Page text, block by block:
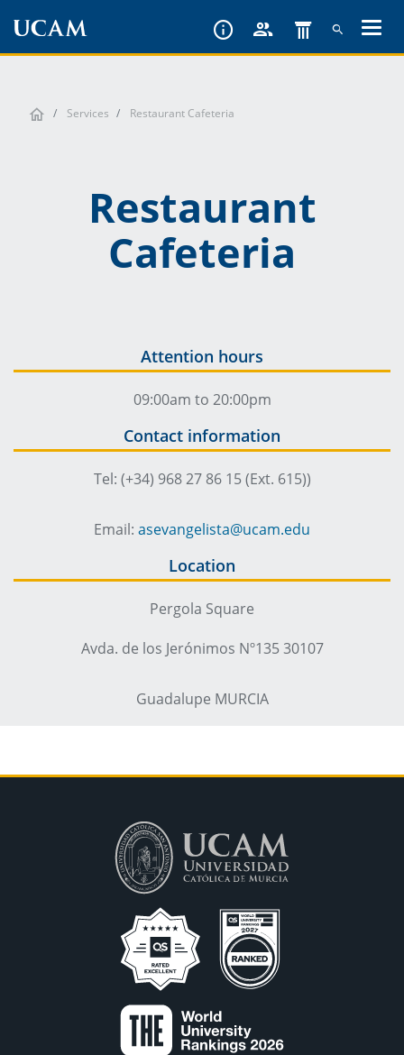
Services Restaurant Cafeteria
Restaurant
Cafeteria
Attention hours
09:00am to 20:00pm
Contact information
Tel: (+34) 968 27 86 15 (Ext. 615))
Email: asevangelista@ucam.edu
Location
Pergola Square
Avda. de los Jerónimos Nº135 30107
Guadalupe MURCIA